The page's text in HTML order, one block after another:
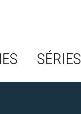
SÉRIES